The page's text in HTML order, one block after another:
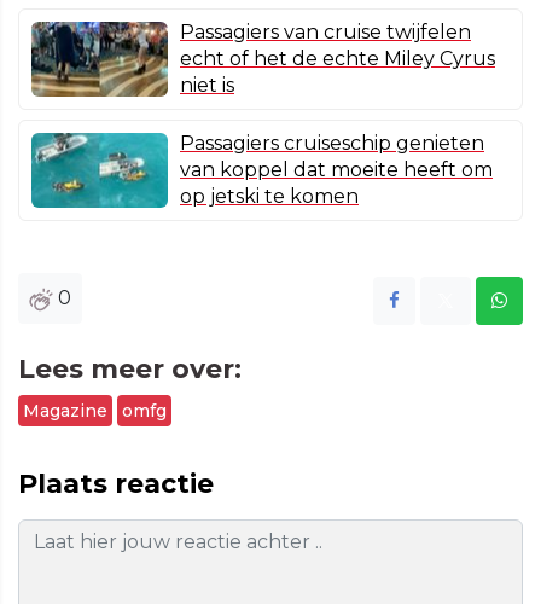
Passagiers van cruise twijfelen
echt of het de echte Miley Cyrus
niet is
Passagiers cruiseschip genieten
van koppel dat moeite heeft om
op jetski te komen
0
Lees meer over:
Magazine omfg
Plaats reactie